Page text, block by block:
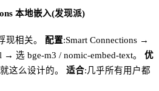
本地嵌入(发现派)
现相关。 配置:Smart Connections →
选 bge-m3 / nomic-embed-text。 优
这么设计的。 适合:几乎所有用户都